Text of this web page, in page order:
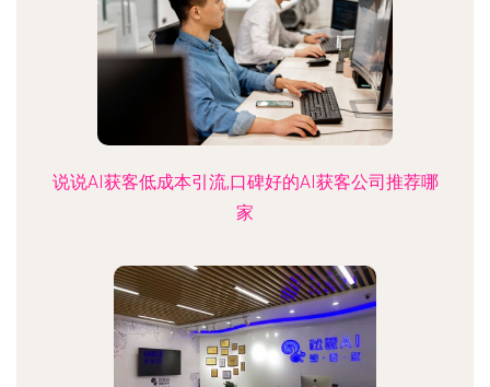
说说AI获客低成本引流,口碑好的AI获客公司推荐哪
家